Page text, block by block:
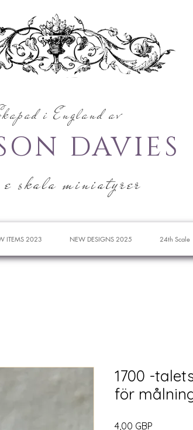
i England av
DAVIES
skala miniatyrer
ITEMS 2023 NEW DESIGNS 2025 24th Scale
1700 -
för
4,00 GBP